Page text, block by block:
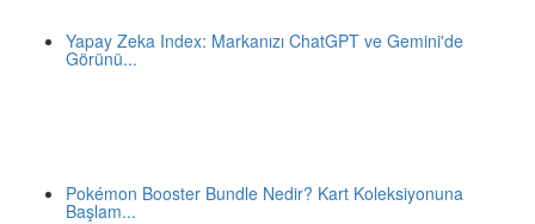
Yapay Zeka Index: Markanızı ChatGPT ve Gemini'de
Görünü...
Pokémon Booster Bundle Nedir? Kart Koleksiyonuna
Başlam...